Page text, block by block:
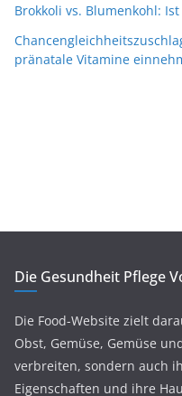
Brokkoli vs. Blumenkohl:
pränatale Vitamine
Die Gesundheit Pflege
Die Food-Website zielt
Obst, Gemüse, Gemüse
verbreiten, sondern auch
Eigenschaften und ihre